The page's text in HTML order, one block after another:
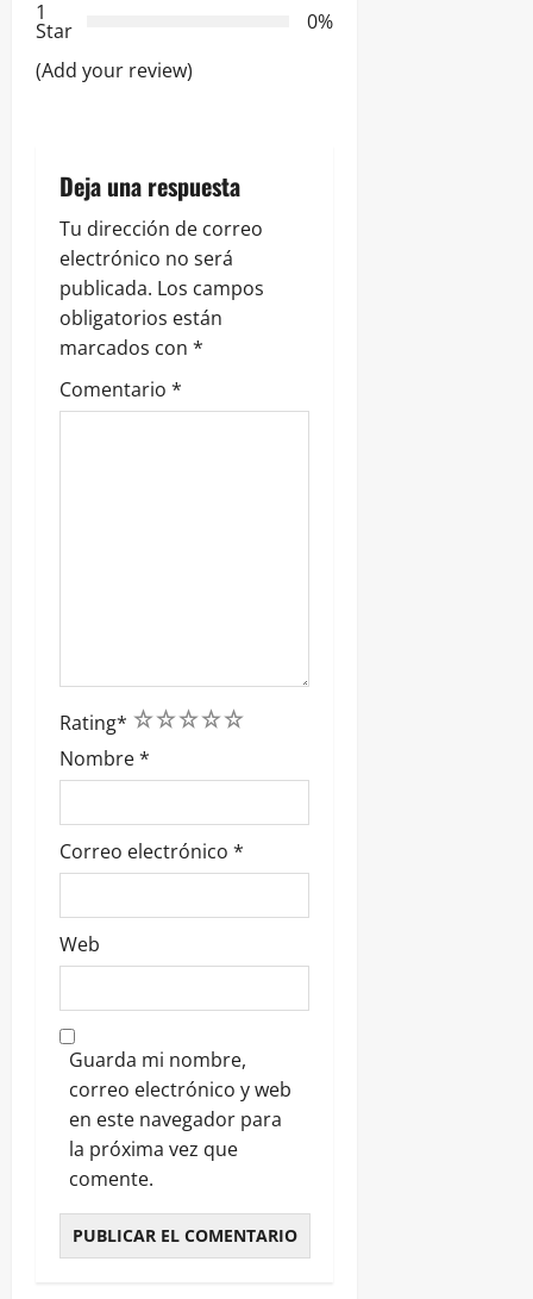
n
a
d
a
s
1
Star
0%
(Add your review)
Deja una respuesta
Tu dirección de correo
electrónico no será
publicada. Los campos
obligatorios están
marcados con *
Comentario *
Rating* 5
4
3
2
1
Nombre*
Correo electrónico *
Web
Guarda mi nombre,
correo electrónico y web
en este navegador para
la próxima vez que
comente.